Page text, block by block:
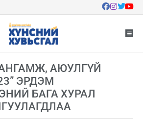
АЮУЛГҮЙ
ЭРДЭМ
БАГА ХУРАЛ